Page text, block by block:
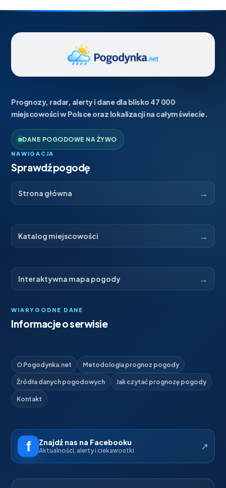
Prognozy, radar, alerty i dane dla blisko 47 000
miejscowości w Polsce oraz lokalizacji na całym świecie.
DANE POGODOWE NA ŻYWO
NAWIGACJA
Sprawdź pogodę
Strona główna →
Katalog miejscowości →
Interaktywna mapa pogody →
WIARYGODNE DANE
Informacje o serwisie
O Pogodynka.net Metodologia prognoz pogody
Źródła danych pogodowych Jak czytać prognozę pogody
Kontakt
Znajdź nas na Facebooku
Aktualności, alerty i ciekawostki ↗